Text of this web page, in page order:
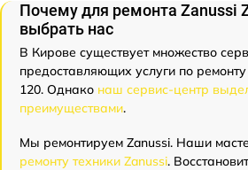
Почему для ремонта Zanussi
выбрать нас
В Кирове существует множество
предоставляющих услуги по ремонту
120. Однако наш сервис-центр
преимуществами.
Мы ремонтируем Zanussi. Наши
ремонту техники Zanussi.